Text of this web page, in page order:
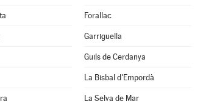
Forallac
Garriguella
Guils de Cerdanya
La Bisbal d'Empordà
La Selva de Mar